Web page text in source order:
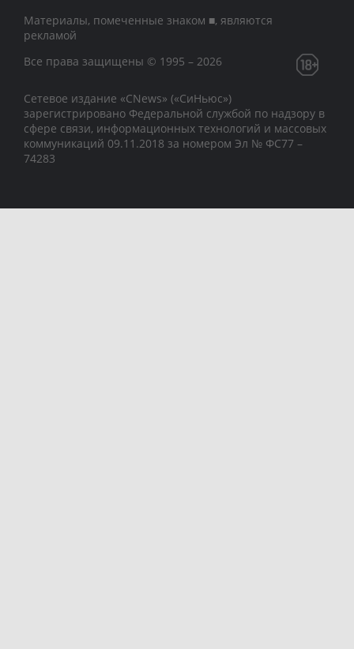
Материалы, помеченные знаком ■, являются
рекламой
Все права защищены © 1995 – 2026
Сетевое издание «CNews» («СиНьюс»)
зарегистрировано Федеральной службой по надзору в
сфере связи, информационных технологий и массовых
коммуникаций 09.11.2018 за номером Эл № ФС77 –
74283